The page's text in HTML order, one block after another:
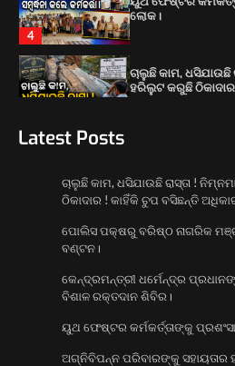
1
ହରିଲୁଟ କରୁଛି ଠିକାଦାର
ଅଧିକାରୀ?
2
ପୋଲିସ ପକ୍ଷରୁ
କେନ୍ଦ୍ରମନ୍ତ୍ରୀ
ଜନ୍ମଦିନ ଉପଲକ୍ଷେ
ୟୁଥ ଫେଷ୍ଟର
Latest Posts
ଚାଲୁଛି କାମ, ଧସିଯାଉଛି ରାସ୍ତା !
ଠିକାଦାର ! କାହିଁକି ଚୁପ ବସିଛନ୍ତି
ପୋଲିସ ପକ୍ଷରୁ ବରିଷ୍ଠ ନାଗରିକ
ବଣ୍ଟନ।
କେନ୍ଦ୍ରମନ୍ତ୍ରୀ ଧର୍ମେନ୍ଦ୍ର
ବିଶାଳ ରକ୍ତଦାନ ଶିବିର।
ୟୁଥ ଫେଷ୍ଟର କର୍ମକର୍ତ୍ତାଙ୍କୁ
ଅଗ୍ନିବିପନ୍ନ ପରିବାରଙ୍କୁ ସହାୟତାର